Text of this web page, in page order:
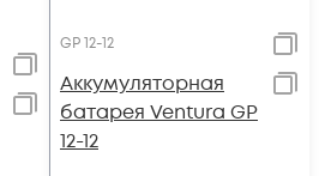
GP 12-12
Аккумуляторная
батарея Ventura GP
12-12